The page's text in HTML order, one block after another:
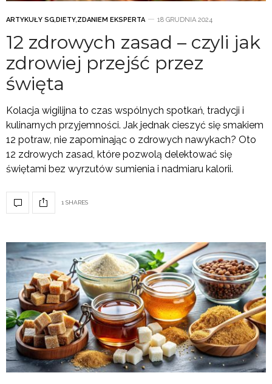
ARTYKUŁY SG,DIETY,ZDANIEM EKSPERTA 18 GRUDNIA 2024
12 zdrowych zasad – czyli jak
zdrowiej przejść przez
święta
Kolacja wigilijna to czas wspólnych spotkań, tradycji i
kulinarnych przyjemności. Jak jednak cieszyć się smakiem
12 potraw, nie zapominając o zdrowych nawykach? Oto
12 zdrowych zasad, które pozwolą delektować się
świętami bez wyrzutów sumienia i nadmiaru kalorii.
1 SHARES